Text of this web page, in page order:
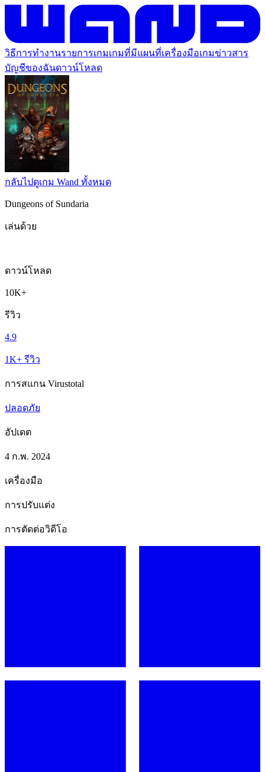
วิธีการทำงานรายการเกมเกมที่มีแผนที่เครื่องมือเกมข่าวสาร
บัญชีของฉันดาวน์โหลด
กลับไปดูเกม Wand ทั้งหมด
Dungeons of Sundaria
เล่นด้วย
ดาวน์โหลด
10K+
รีวิว
4.9
1K+ รีวิว
การสแกน Virustotal
ปลอดภัย
อัปเดต
4 ก.พ. 2024
เครื่องมือ
การปรับแต่ง
การตัดต่อวิดีโอ